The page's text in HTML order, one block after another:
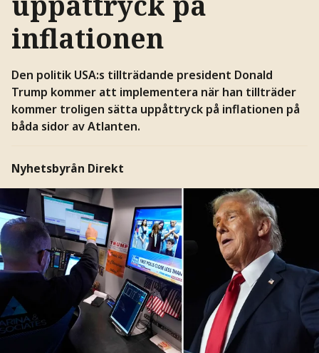
inflationen
Den politik USA:s tillträdande president Donald
Trump kommer att implementera när han tillträder
kommer troligen sätta uppåttryck på inflationen på
båda sidor av Atlanten.
Nyhetsbyrån Direkt